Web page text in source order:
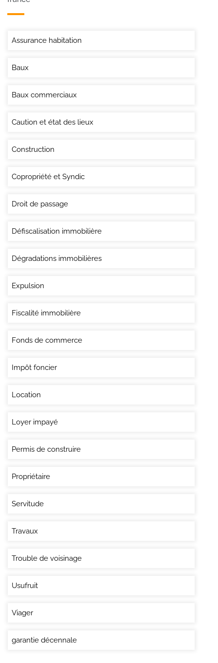
Assurance habitation
Baux
Baux commerciaux
Caution et état des lieux
Construction
Copropriété et Syndic
Droit de passage
Défiscalisation immobilière
Dégradations immobilières
Expulsion
Fiscalité immobilière
Fonds de commerce
Impôt foncier
Location
Loyer impayé
Permis de construire
Propriétaire
Servitude
Travaux
Trouble de voisinage
Usufruit
Viager
garantie décennale